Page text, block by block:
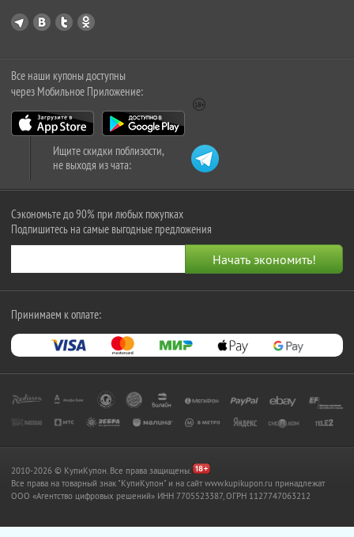
Все наши купоны доступны
через Мобильное Приложение:
Ищите скидки поблизости,
не выходя из чата:
Сэкономьте до 90% при любых покупках
Подпишитесь на самые выгодные предложения
Принимаем к оплате:
2010-2026 © КупиКупон. Все права защищены.
Все права на товарный знак "КупиКупон" и на сайт www.kupikupon.ru принадлежат
OOO «Агентство цифровых решений» ИНН 7705523387, ОГРН 1127747063212